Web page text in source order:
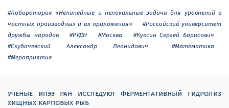
#Лаборатория «Нелинейные и нелокальные задачи для уравнений в
частных производных и их приложения»
#Российский университет
дружбы народов
#РУДН #Москва
#Куксин Сергей Борисович
#Скубачевский Александр Леонидович
#Математика
#Мероприятия
ученые ипээ ран исследуют ферментативный гидролиз
хищных карповых рыб